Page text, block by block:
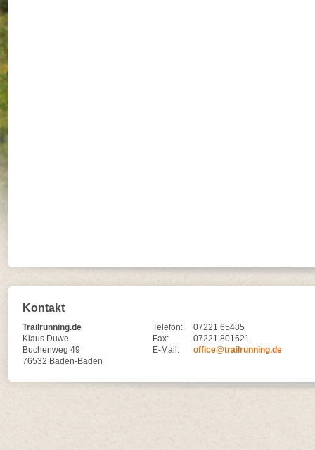
Kontakt
Trailrunning.de
Klaus Duwe
Buchenweg 49
76532 Baden-Baden
Telefon:
07221 65485
Fax:
07221 801621
E-Mail:
office@trailrunning.de